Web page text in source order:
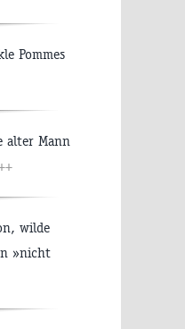
Pommes
alter Mann
wilde
»nicht